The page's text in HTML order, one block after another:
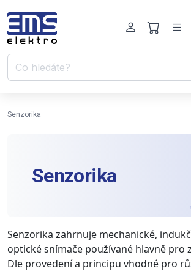
Senzorika
Senzorika
Senzorika zahrnuje mechanické,
optické snímače používané hlavně pro
Dle provedení a principu vhodné pro